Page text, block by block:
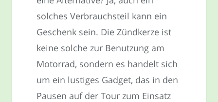
solches Verbrauchsteil kann ein
Geschenk sein. Die Zündkerze ist
keine solche zur Benutzung am
Motorrad, sondern es handelt sich
um ein lustiges Gadget, das in den
Pausen auf der Tour zum Einsatz